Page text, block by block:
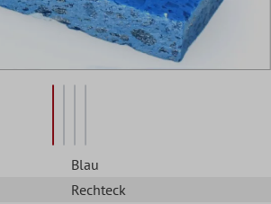
Blau
Rechteck